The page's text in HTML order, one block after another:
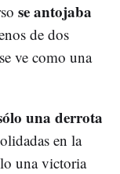
se antojaba
de dos
ve como una
una derrota
en la
una victoria